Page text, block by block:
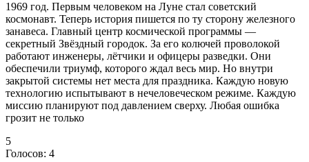
1969 год. Первым человеком на Луне стал советский
космонавт. Теперь история пишется по ту сторону железного
занавеса. Главный центр космической программы —
секретный Звёздный городок. За его колючей проволокой
работают инженеры, лётчики и офицеры разведки. Они
обеспечили триумф, которого ждал весь мир. Но внутри
закрытой системы нет места для праздника. Каждую новую
технологию испытывают в нечеловеческом режиме. Каждую
миссию планируют под давлением сверху. Любая ошибка
грозит не только
5
Голосов: 4